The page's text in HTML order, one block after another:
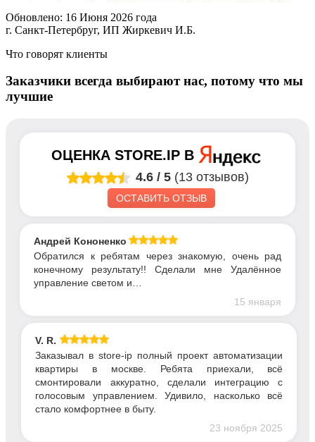
Обновлено: 16 Июня 2026 года
г. Cанкт-Петербруг, ИП Жиркевич И.Б.
Что говорят клиенты
Заказчики всегда выбирают нас, потому что мы
лучшие
ОЦЕНКА STORE.IPВ
4.6 / 5 (13 отзывов)
ОСТАВИТЬ ОТЗЫВ
Андрей Кононенко
Обратился к ребятам через знакомую, очень рад
конечному результату!! Сделали мне Удалённое
управление светом и…
15 января
V. R.
Заказывал в store-ip полный проект автоматизации
квартиры в москве. Ребята приехали, всё
смонтировали аккуратно, сделали интеграцию с
голосовым управлением. Удивило, насколько всё
стало комфортнее в быту.
23 ноября 2025